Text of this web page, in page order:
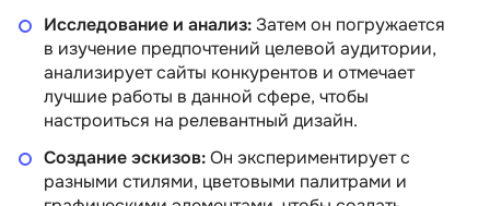
Исследование и анализ:Затем он погружается
в изучение предпочтений целевой аудитории,
анализирует сайты конкурентов и отмечает
лучшие работы в данной сфере, чтобы
настроиться на релевантный дизайн.
Создание эскизов:Он экспериментирует с
разными стилями, цветовыми палитрами и